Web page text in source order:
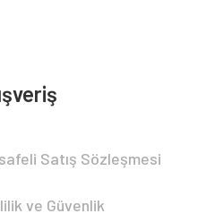
Satış Sözleşmesi
ve Güvenlik